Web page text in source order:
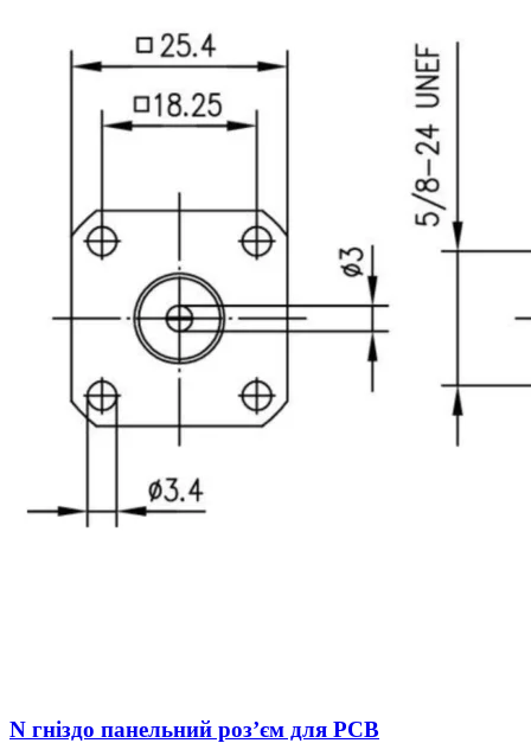
N гніздо панельний розʼєм для PCB